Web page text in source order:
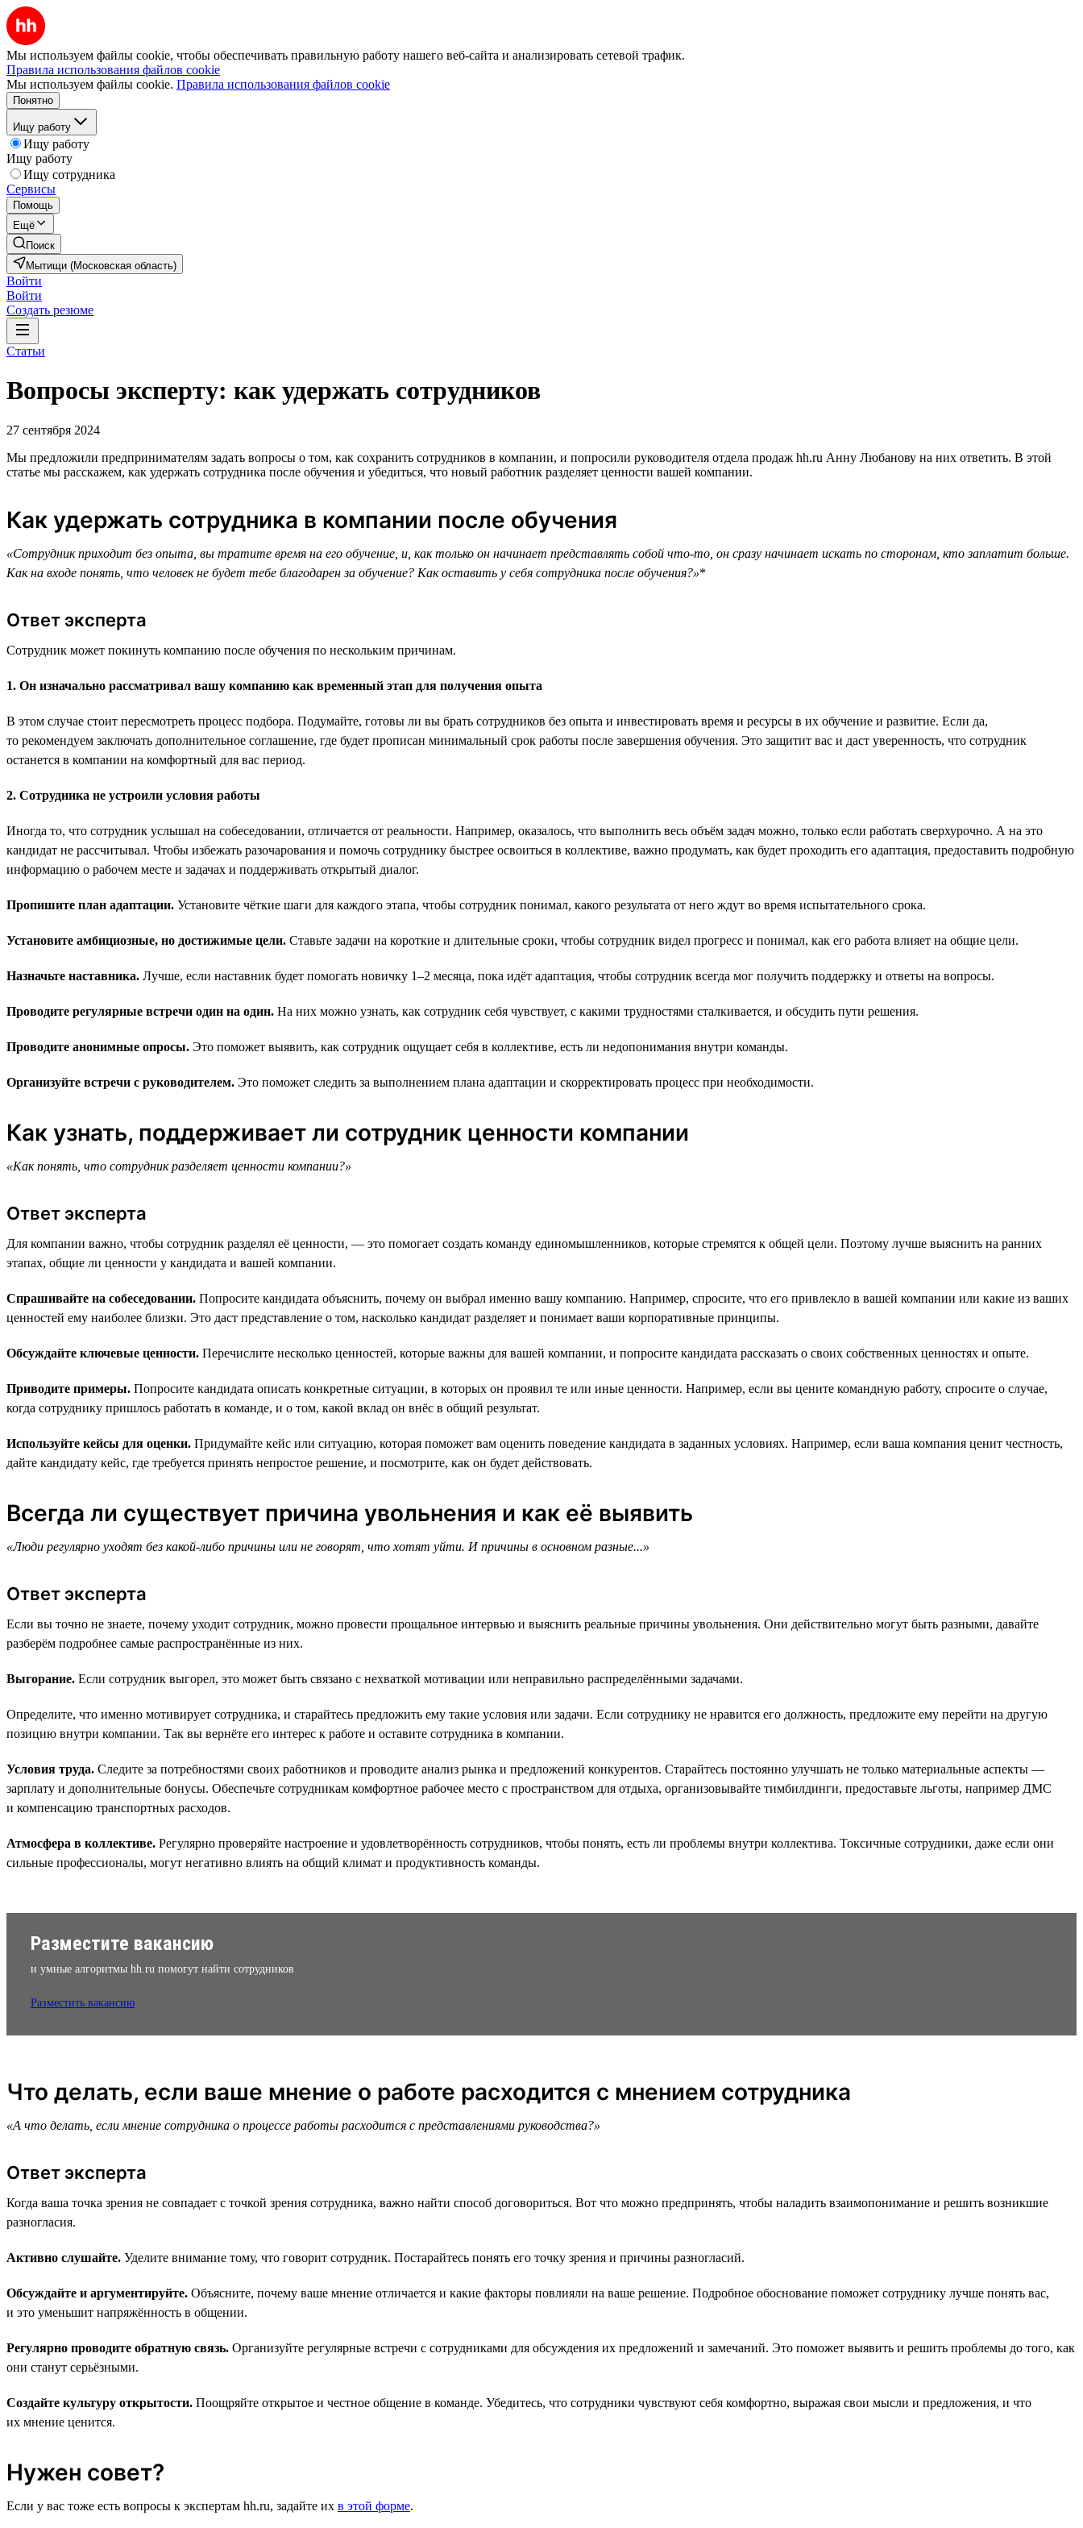
Мы используем файлы cookie, чтобы обеспечивать правильную работу нашего веб-сайта и анализировать сетевой трафик.
Правила использования файлов cookie
Мы используем файлы cookie. Правила использования файлов cookie
Понятно
Ищу работу
Ищу работу
Ищу работу
Ищу сотрудника
Сервисы
Помощь
Ещё
Поиск
Мытищи (Московская область)
Войти
Войти
Создать резюме
Статьи
Вопросы эксперту: как удержать сотрудников
27 сентября 2024
Мы предложили предпринимателям задать вопросы о том, как сохранить сотрудников в компании, и попросили руководителя отдела продаж hh.ru Анну Любанову на них ответить. В этой
статье мы расскажем, как удержать сотрудника после обучения и убедиться, что новый работник разделяет ценности вашей компании.
Как удержать сотрудника в компании после обучения
«Сотрудник приходит без опыта, вы тратите время на его обучение, и, как только он начинает представлять собой что-то, он сразу начинает искать по сторонам, кто заплатит больше.
Как на входе понять, что человек не будет тебе благодарен за обучение? Как оставить у себя сотрудника после обучения?»*
Ответ эксперта
Сотрудник может покинуть компанию после обучения по нескольким причинам.
1. Он изначально рассматривал вашу компанию как временный этап для получения опыта
В этом случае стоит пересмотреть процесс подбора. Подумайте, готовы ли вы брать сотрудников без опыта и инвестировать время и ресурсы в их обучение и развитие. Если да,
то рекомендуем заключать дополнительное соглашение, где будет прописан минимальный срок работы после завершения обучения. Это защитит вас и даст уверенность, что сотрудник
останется в компании на комфортный для вас период.
2. Сотрудника не устроили условия работы
Иногда то, что сотрудник услышал на собеседовании, отличается от реальности. Например, оказалось, что выполнить весь объём задач можно, только если работать сверхурочно. А на это
кандидат не рассчитывал. Чтобы избежать разочарования и помочь сотруднику быстрее освоиться в коллективе, важно продумать, как будет проходить его адаптация, предоставить подробную
информацию о рабочем месте и задачах и поддерживать открытый диалог.
Пропишите план адаптации. Установите чёткие шаги для каждого этапа, чтобы сотрудник понимал, какого результата от него ждут во время испытательного срока.
Установите амбициозные, но достижимые цели. Ставьте задачи на короткие и длительные сроки, чтобы сотрудник видел прогресс и понимал, как его работа влияет на общие цели.
Назначьте наставника. Лучше, если наставник будет помогать новичку 1–2 месяца, пока идёт адаптация, чтобы сотрудник всегда мог получить поддержку и ответы на вопросы.
Проводите регулярные встречи один на один. На них можно узнать, как сотрудник себя чувствует, с какими трудностями сталкивается, и обсудить пути решения.
Проводите анонимные опросы. Это поможет выявить, как сотрудник ощущает себя в коллективе, есть ли недопонимания внутри команды.
Организуйте встречи с руководителем. Это поможет следить за выполнением плана адаптации и скорректировать процесс при необходимости.
Как узнать, поддерживает ли сотрудник ценности компании
«Как понять, что сотрудник разделяет ценности компании?»
Ответ эксперта
Для компании важно, чтобы сотрудник разделял её ценности, — это помогает создать команду единомышленников, которые стремятся к общей цели. Поэтому лучше выяснить на ранних
этапах, общие ли ценности у кандидата и вашей компании.
Спрашивайте на собеседовании. Попросите кандидата объяснить, почему он выбрал именно вашу компанию. Например, спросите, что его привлекло в вашей компании или какие из ваших
ценностей ему наиболее близки. Это даст представление о том, насколько кандидат разделяет и понимает ваши корпоративные принципы.
Обсуждайте ключевые ценности. Перечислите несколько ценностей, которые важны для вашей компании, и попросите кандидата рассказать о своих собственных ценностях и опыте.
Приводите примеры. Попросите кандидата описать конкретные ситуации, в которых он проявил те или иные ценности. Например, если вы цените командную работу, спросите о случае,
когда сотруднику пришлось работать в команде, и о том, какой вклад он внёс в общий результат.
Используйте кейсы для оценки. Придумайте кейс или ситуацию, которая поможет вам оценить поведение кандидата в заданных условиях. Например, если ваша компания ценит честность,
дайте кандидату кейс, где требуется принять непростое решение, и посмотрите, как он будет действовать.
Всегда ли существует причина увольнения и как её выявить
«Люди регулярно уходят без какой-либо причины или не говорят, что хотят уйти. И причины в основном разные...»
Ответ эксперта
Если вы точно не знаете, почему уходит сотрудник, можно провести прощальное интервью и выяснить реальные причины увольнения. Они действительно могут быть разными, давайте
разберём подробнее самые распространённые из них.
Выгорание. Если сотрудник выгорел, это может быть связано с нехваткой мотивации или неправильно распределёнными задачами.
Определите, что именно мотивирует сотрудника, и старайтесь предложить ему такие условия или задачи. Если сотруднику не нравится его должность, предложите ему перейти на другую
позицию внутри компании. Так вы вернёте его интерес к работе и оставите сотрудника в компании.
Условия труда. Следите за потребностями своих работников и проводите анализ рынка и предложений конкурентов. Старайтесь постоянно улучшать не только материальные аспекты —
зарплату и дополнительные бонусы. Обеспечьте сотрудникам комфортное рабочее место с пространством для отдыха, организовывайте тимбилдинги, предоставьте льготы, например ДМС
и компенсацию транспортных расходов.
Атмосфера в коллективе. Регулярно проверяйте настроение и удовлетворённость сотрудников, чтобы понять, есть ли проблемы внутри коллектива. Токсичные сотрудники, даже если они
сильные профессионалы, могут негативно влиять на общий климат и продуктивность команды.
Разместите вакансию
и умные алгоритмы hh.ru помогут найти сотрудников
Разместить вакансию
Что делать, если ваше мнение о работе расходится с мнением сотрудника
«А что делать, если мнение сотрудника о процессе работы расходится с представлениями руководства?»
Ответ эксперта
Когда ваша точка зрения не совпадает с точкой зрения сотрудника, важно найти способ договориться. Вот что можно предпринять, чтобы наладить взаимопонимание и решить возникшие
разногласия.
Активно слушайте. Уделите внимание тому, что говорит сотрудник. Постарайтесь понять его точку зрения и причины разногласий.
Обсуждайте и аргументируйте. Объясните, почему ваше мнение отличается и какие факторы повлияли на ваше решение. Подробное обоснование поможет сотруднику лучше понять вас,
и это уменьшит напряжённость в общении.
Регулярно проводите обратную связь. Организуйте регулярные встречи с сотрудниками для обсуждения их предложений и замечаний. Это поможет выявить и решить проблемы до того, как
они станут серьёзными.
Создайте культуру открытости. Поощряйте открытое и честное общение в команде. Убедитесь, что сотрудники чувствуют себя комфортно, выражая свои мысли и предложения, и что
их мнение ценится.
Нужен совет?
Если у вас тоже есть вопросы к экспертам hh.ru, задайте их в этой форме.